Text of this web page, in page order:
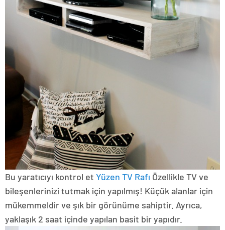
Bu yaratıcıyı kontrol et Yüzen TV Rafı Özellikle TV ve
bileşenlerinizi tutmak için yapılmış! Küçük alanlar için
mükemmeldir ve şık bir görünüme sahiptir. Ayrıca,
yaklaşık 2 saat içinde yapılan basit bir yapıdır.